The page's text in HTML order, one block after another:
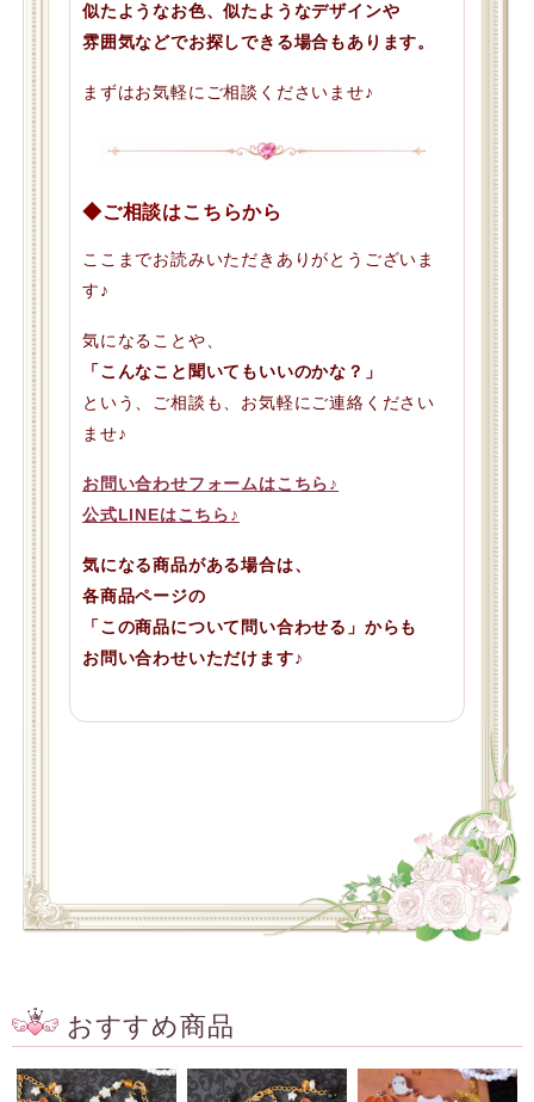
似たようなお色、似たようなデザインや
雰囲気などでお探しできる場合もあります。
まずはお気軽にご相談くださいませ♪
◆ご相談はこちらから
ここまでお読みいただきありがとうございま
す♪
気になることや、
「こんなこと聞いてもいいのかな？」
という、ご相談も、お気軽にご連絡ください
ませ♪
お問い合わせフォームはこちら♪
公式LINEはこちら♪
気になる商品がある場合は、
各商品ページの
「この商品について問い合わせる」からも
お問い合わせいただけます♪
おすすめ商品